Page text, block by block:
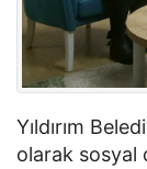
Yıldırım
olarak sosyal